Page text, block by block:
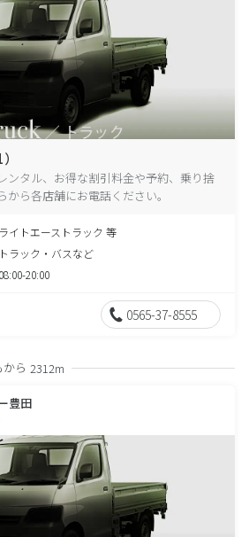
ンタル、お得な割引料金や予約、乗り捨
ら各店舗にお電話ください。
ライトエーストラック 等
トラック・バスなど
08:00-20:00
0565-37-8555
ら 2312m
豊田